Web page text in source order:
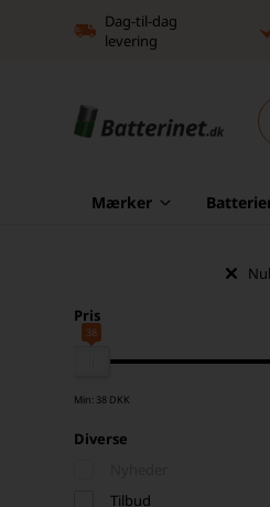
Dag-til-dag
levering
Mærker
Pris
38
Min: 38 DKK
Diverse
Tilbud